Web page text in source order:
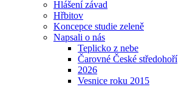
Hlášení závad
Hřbitov
Koncepce studie zeleně
Napsali o nás
Teplicko z nebe
Čarovné České středohoří
2026
Vesnice roku 2015